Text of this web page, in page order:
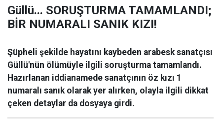
Güllü... SORUŞTURMA TAMAMLANDI;
BİR NUMARALI SANIK KIZI!
Şüpheli şekilde hayatını kaybeden arabesk sanatçısı
Güllü'nün ölümüyle ilgili soruşturma tamamlandı.
Hazırlanan iddianamede sanatçının öz kızı 1
numaralı sanık olarak yer alırken, olayla ilgili dikkat
çeken detaylar da dosyaya girdi.